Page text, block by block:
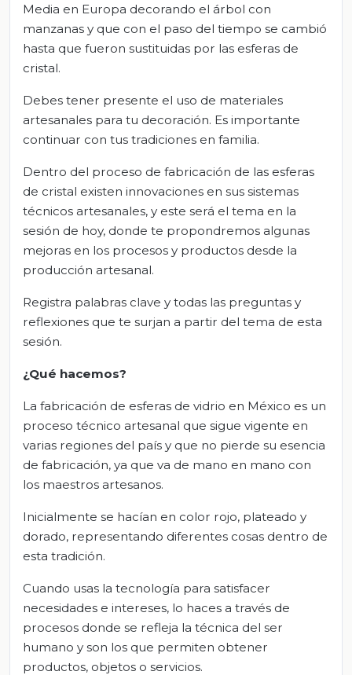
Media en Europa decorando el árbol con
manzanas y que con el paso del tiempo se cambió
hasta que fueron sustituidas por las esferas de
cristal.
Debes tener presente el uso de materiales
artesanales para tu decoración. Es importante
continuar con tus tradiciones en familia.
Dentro del proceso de fabricación de las esferas
de cristal existen innovaciones en sus sistemas
técnicos artesanales, y este será el tema en la
sesión de hoy, donde te propondremos algunas
mejoras en los procesos y productos desde la
producción artesanal.
Registra palabras clave y todas las preguntas y
reflexiones que te surjan a partir del tema de esta
sesión.
¿Qué hacemos?
La fabricación de esferas de vidrio en México es un
proceso técnico artesanal que sigue vigente en
varias regiones del país y que no pierde su esencia
de fabricación, ya que va de mano en mano con
los maestros artesanos.
Inicialmente se hacían en color rojo, plateado y
dorado, representando diferentes cosas dentro de
esta tradición.
Cuando usas la tecnología para satisfacer
necesidades e intereses, lo haces a través de
procesos donde se refleja la técnica del ser
humano y son los que permiten obtener
productos, objetos o servicios.